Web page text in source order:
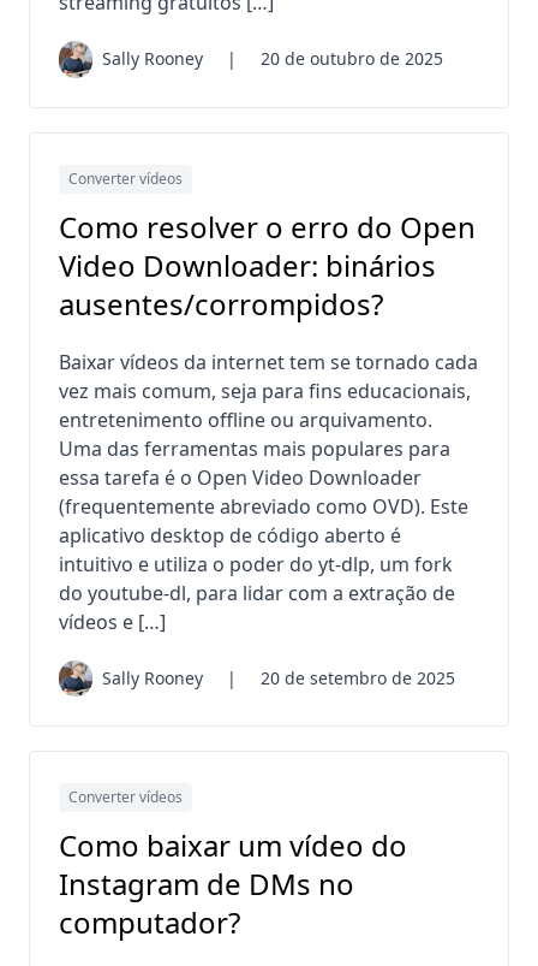
Sally Rooney | 20 de outubro de 2025
Converter vídeos
Como resolver o erro do Open
Video Downloader: binários
ausentes/corrompidos?
Baixar vídeos da internet tem se tornado cada
vez mais comum, seja para fins educacionais,
entretenimento offline ou arquivamento.
Uma das ferramentas mais populares para
essa tarefa é o Open Video Downloader
(frequentemente abreviado como OVD). Este
aplicativo desktop de código aberto é
intuitivo e utiliza o poder do yt-dlp, um fork
do youtube-dl, para lidar com a extração de
vídeos e […]
Sally Rooney | 20 de setembro de 2025
Converter vídeos
Como baixar um vídeo do
Instagram de DMs no
computador?